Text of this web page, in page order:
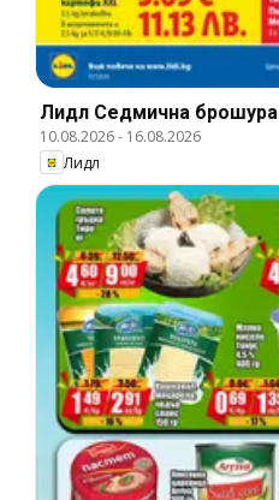
Лидл Cедмична брошура
10.08.2026- 16.08.2026
Лидл